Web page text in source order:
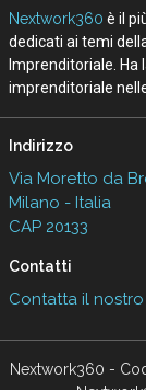
Nextwork360 è il
dedicati ai temi
Imprenditoriale.
imprenditoriale
Indirizzo
Via Moretto da
Milano - Italia
CAP 20133
Contatti
Contatta il
Nextwork360 -